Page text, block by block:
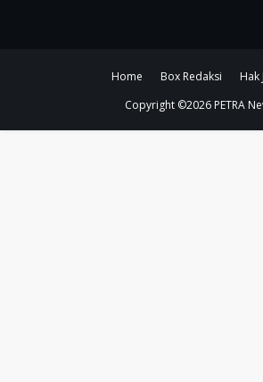
Home Box Redaksi
Hak
Copyright ©2026 PETRA